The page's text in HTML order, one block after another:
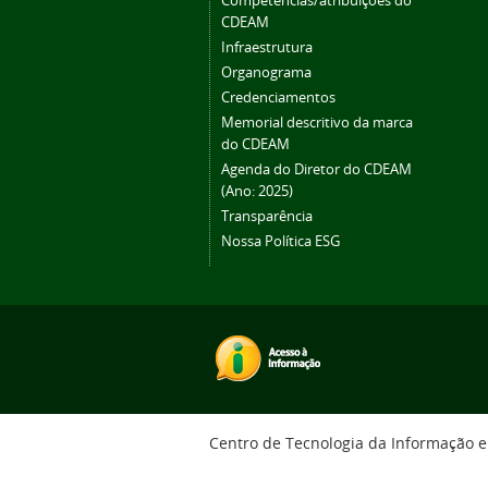
CDEAM
Infraestrutura
Organograma
Credenciamentos
Memorial descritivo da marca
do CDEAM
Agenda do Diretor do CDEAM
(Ano: 2025)
Transparência
Nossa Política ESG
Centro de Tecnologia da Informação